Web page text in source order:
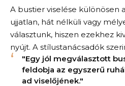
A bustier viselése különösen
ujjatlan, hát nélküli vagy
választunk, hiszen ezekhez
nyújt. A stílustanácsadók
"Egy jól megválasztott
feldobja az egyszerű
ad viselőjének."